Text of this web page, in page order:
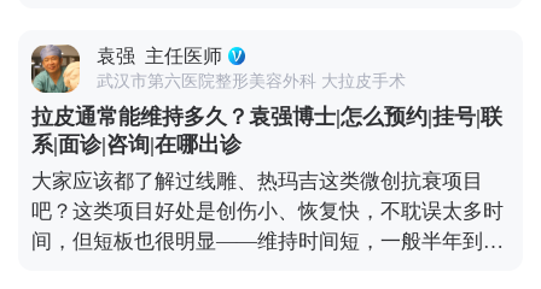
的不适完全是可以接受的。 总结下来就是，拉皮的后
遗症大多和手术方式不规范有关，选对医生和手术方
案，就能有效规避。 想知道更多关于MCR复合提升
术的问题，可以去官方媒体平台（公众号、百家号、
小红薯）预约面诊，详细了解。
皮肤凹凸不平，严重的还可能损伤神经。比如有些朋
友做完后耳朵变形、疤痕特别明显，多半是碰到
了“假拉皮”——只做表面功夫，单纯把皮肤拉紧，没
处理深层组织，强行拉扯皮肤缝合，自然容易出问
题。 但大家也不用过度恐慌，在正规医院找经验丰富
的医生操作，这些风险都是能控制的。比如在做MCR
复合提升术时，就会凭着精准的解剖知识避开重要神
经，做分层减张缝合，尽量减少对组织的创伤。还会
袁强 主任医师
武汉市第六医院整形美容外科 大拉皮手术
拉皮通常能维持多久？袁强博士|怎么预约|挂号|联
系|面诊|咨询|在哪出诊
大家应该都了解过线雕、热玛吉这类微创抗衰项目
吧？这类项目好处是创伤小、恢复快，不耽误太多时
间，但短板也很明显——维持时间短，一般半年到一